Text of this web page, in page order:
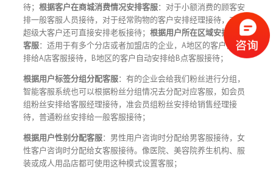
待； 根据客户在商城消费情况安排客服：对于小额消费的顾客安
排一般客服人员接待，对于经常购物的客户安排经理接待，对于
超级大客户还可直接安排老板接待； 根据用户所在区域安排对应
客服：适用于有多个分店或者加盟店的企业，A地区的客户自动安
排给A店客服接待，B地区的客户自动安排给B点客服接待；
根据用户标签分组分配客服：有的企业会给我们粉丝进行分组，
智能客服系统也可以根据粉丝分组情况去分配对应客服，如会员
组粉丝安排给客服经理接待，准会员组粉丝安排给销售经理接
待，普通粉丝安排给一般客服接待；
根据用户性别分配客服：男性用户咨询时分配给男客服接待，女
性客户咨询时分配给女客服接待。像医院、美容院养生机构、服
装或成人用品店都可使用这种模式设置客服；